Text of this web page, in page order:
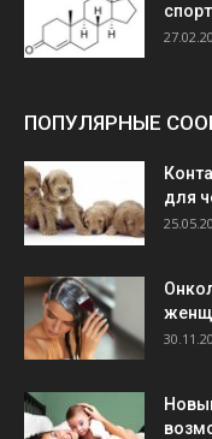
ПОПУЛЯРНЫЕ
для